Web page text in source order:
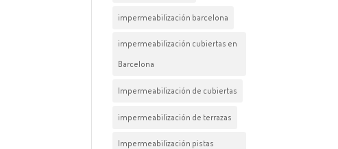
impermeabilización barcelona
impermeabilización cubiertas en
Barcelona
Impermeabilización de cubiertas
impermeabilización de terrazas
Impermeabilización pistas